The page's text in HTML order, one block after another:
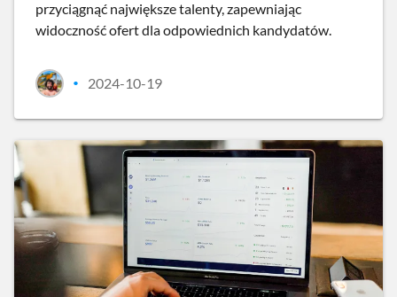
przyciągnąć największe talenty, zapewniając
widoczność ofert dla odpowiednich kandydatów.
• 2024-10-19